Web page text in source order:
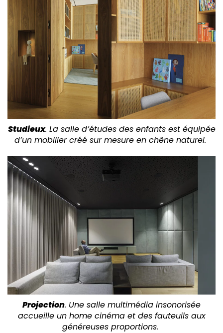
Studieux. La salle d’études des enfants est équipée
d’un mobilier créé sur mesure en chêne naturel.
Projection. Une salle multimédia insonorisée
accueille un home cinéma et des fauteuils aux
généreuses proportions.